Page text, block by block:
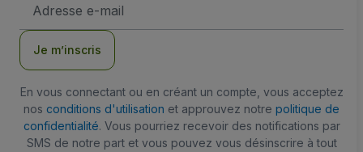
e-
Je m’inscris
En vous connectant ou en créant un compte, vous acceptez
nos conditions d'utilisation et approuvez notre politique de
confidentialité. Vous pourriez recevoir des notifications par
SMS de notre part et vous pouvez vous désinscrire à tout